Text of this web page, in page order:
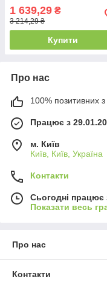
1 639,29 ₴
3 214,29 ₴
Купити
Про нас
100% позитивних з
Працює з
м. Київ
Київ, Київ, Україна
Контакти
Сьогодні працює
Показати весь
Про нас
Контакти